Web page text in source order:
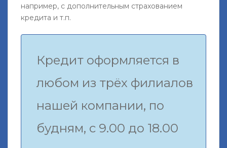
например, с дополнительным страхованием
кредита и т.п.
Кредит оформляется в
любом из трёх филиалов
нашей компании, по
будням, с 9.00 до 18.00